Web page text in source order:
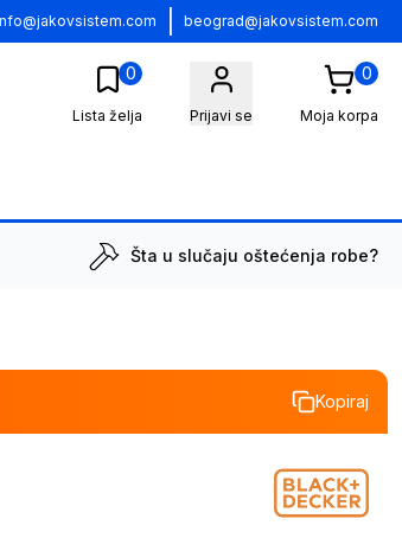
beograd@jakovsistem.com
0
Lista želja Prijavi se
0
Moja korpa
Šta u slučaju oštećenja robe?
Kopiraj